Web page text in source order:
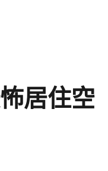
居住空